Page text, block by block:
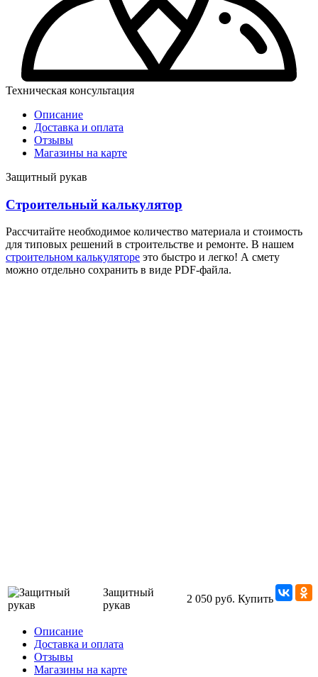
Техническая консультация
Описание
Доставка и оплата
Отзывы
Магазины на карте
Защитный рукав
Строительный калькулятор
Рассчитайте необходимое количество материала и стоимость
для типовых решений в строительстве и ремонте. В нашем
строительном калькуляторе это быстро и легко! А смету
можно отдельно сохранить в виде PDF-файла.
Защитный
рукав
2 050 руб. Купить
Описание
Доставка и оплата
Отзывы
Магазины на карте